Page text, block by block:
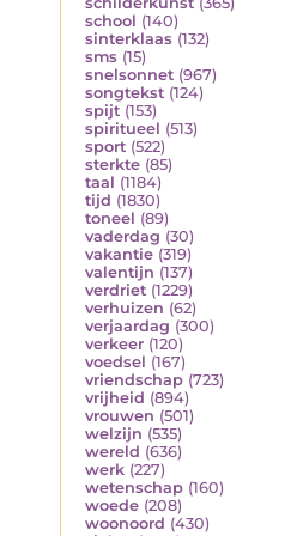
school (140)
sinterklaas (132)
sms (15)
snelsonnet (967)
songtekst (124)
spijt (153)
spiritueel (513)
sport (522)
sterkte (85)
taal (1184)
tijd (1830)
toneel (89)
vaderdag (30)
vakantie (319)
valentijn (137)
verdriet (1229)
verhuizen (62)
verjaardag (300)
verkeer (120)
voedsel (167)
vriendschap (723)
vrijheid (894)
vrouwen (501)
welzijn (535)
wereld (636)
werk (227)
wetenschap (160)
woede (208)
woonoord (430)